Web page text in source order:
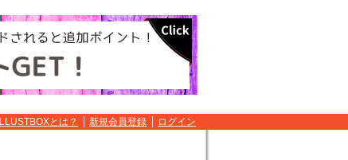
ILLUSTBOXとは？ 新規会員登録 ログイン